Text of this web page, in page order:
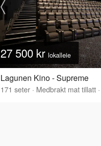
27 500 kr lokalleie
Lagunen Kino - Supreme
171 seter · Medbrakt mat tillatt ·